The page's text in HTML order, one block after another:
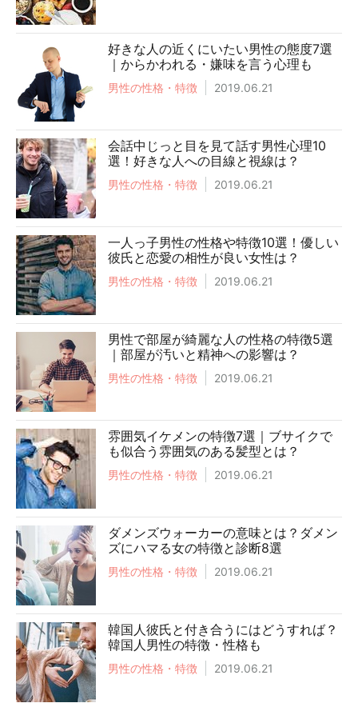
好きな人の近くにいたい男性の態度7選
｜からかわれる・嫌味を言う心理も
男性の性格・特徴 2019.06.21
会話中じっと目を見て話す男性心理10
選！好きな人への目線と視線は？
男性の性格・特徴 2019.06.21
一人っ子男性の性格や特徴10選！優しい
彼氏と恋愛の相性が良い女性は？
男性の性格・特徴 2019.06.21
男性で部屋が綺麗な人の性格の特徴5選
｜部屋が汚いと精神への影響は？
男性の性格・特徴 2019.06.21
雰囲気イケメンの特徴7選｜ブサイクで
も似合う雰囲気のある髪型とは？
男性の性格・特徴 2019.06.21
ダメンズウォーカーの意味とは？ダメン
ズにハマる女の特徴と診断8選
男性の性格・特徴 2019.06.21
韓国人彼氏と付き合うにはどうすれば？
韓国人男性の特徴・性格も
男性の性格・特徴 2019.06.21